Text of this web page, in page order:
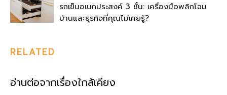
รถเข็นอเนกประสงค์ 3 ชั้น: เครื่องมือพลิกโฉม
บ้านและธุรกิจที่คุณไม่เคยรู้?
RELATED
อ่านต่อจากเรื่องใกล้เคียง